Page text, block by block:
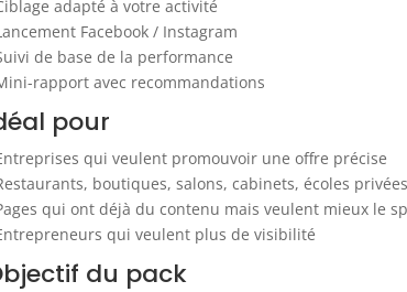
adapté à votre activité
Facebook / Instagram
de base de la performance
rapport avec recommandations
pour
qui veulent promouvoir une offre précise
boutiques, salons, cabinets, écoles
qui ont déjà du contenu mais veulent mieux le
qui veulent plus de visibilité
du pack